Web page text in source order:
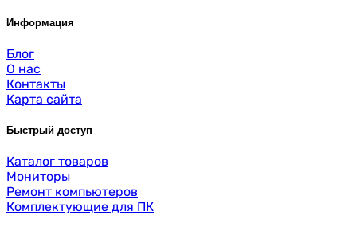
Информация
Блог
О нас
Контакты
Карта сайта
Быстрый доступ
Каталог товаров
Мониторы
Ремонт компьютеров
Комплектующие для ПК